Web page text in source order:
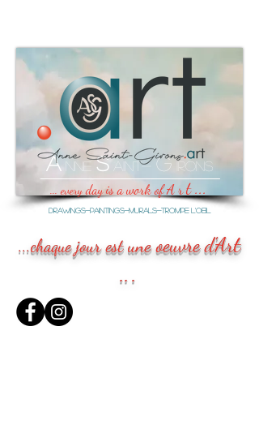
A nne Saint- G irons
__________________
... every day is aworkofArt ...
Drawings-paintings-MURALs-Trompe l'oeil
...chaquejour estune oeuvre d'Art
...